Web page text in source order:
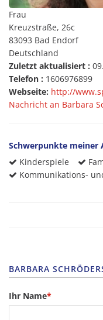
Frau
Kreuzstraße, 26c
83093 Bad Endorf
Deutschland
Zuletzt aktualisiert :
Telefon : 1606976899
Webseite: http://
Nachricht an Barbara
Schwerpunkte
Kinderspiele
Kommunikations-
BARBARA
Ihr Name*